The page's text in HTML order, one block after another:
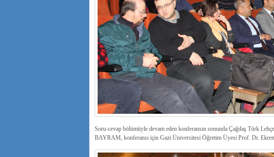
Soru-cevap bölümüyle devam eden konferansın sonunda Çağdaş Türk
BAYRAM, konferansı için Gazi Üniversitesi Öğretim Üyesi Prof. Dr.